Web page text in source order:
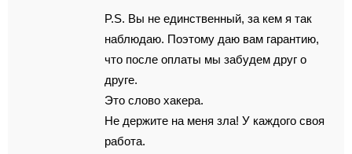
P.S. Вы не единственный, за кем я так
наблюдаю. Поэтому даю вам гарантию,
что после оплаты мы забудем друг о
друге.
Это слово хакера.
Не держите на меня зла! У каждого своя
работа.